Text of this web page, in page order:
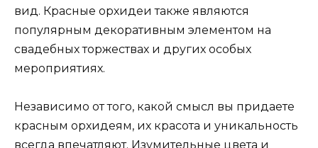
вид. Красные орхидеи также являются
популярным декоративным элементом на
свадебных торжествах и других особых
мероприятиях.
Независимо от того, какой смысл вы придаете
красным орхидеям, их красота и уникальность
всегда впечатляют. Изумительные цвета и